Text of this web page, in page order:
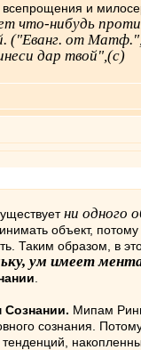
и
что-нибудь
("Еванг. от Матф.",
дар твой",(с)
ни одного
объект,
Таким образом, в
ум имеет
Сознании. Мипам
сознания.